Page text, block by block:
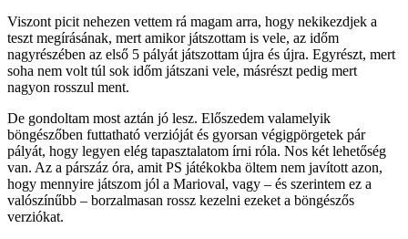
Viszont picit nehezen vettem rá magam arra, hogy nekikezdjek a
teszt megírásának, mert amikor játszottam is vele, az időm
nagyrészében az első 5 pályát játszottam újra és újra. Egyrészt, mert
soha nem volt túl sok időm játszani vele, másrészt pedig mert
nagyon rosszul ment.
De gondoltam most aztán jó lesz. Előszedem valamelyik
böngészőben futtatható verzióját és gyorsan végigpörgetek pár
pályát, hogy legyen elég tapasztalatom írni róla. Nos két lehetőség
van. Az a párszáz óra, amit PS játékokba öltem nem javított azon,
hogy mennyire játszom jól a Marioval, vagy – és szerintem ez a
valószínűbb – borzalmasan rossz kezelni ezeket a böngészős
verziókat.